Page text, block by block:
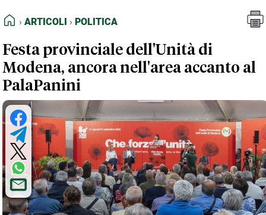
FEED RSS
NORMATIVE DEONTOLOGICHE
TERMINI e CONDIZIONI
HOME
ARTICOLI POLITICA
Festa provinciale dell'Unità di
Modena, ancora nell'area accanto al
PalaPanini